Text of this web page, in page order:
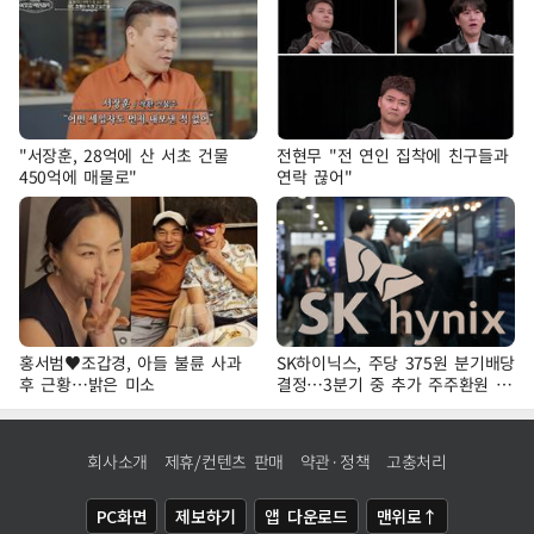
"서장훈, 28억에 산 서초 건물
450억에 매물로"
전현무 "전 연인 집착에 친구들과
연락 끊어"
홍서범♥조갑경, 아들 불륜 사과
후 근황…밝은 미소
SK하이닉스, 주당 375원 분기배당
결정…3분기 중 추가 주주환원 발
표
회사소개 제휴/컨텐츠 판매 약관·정책 고충처리
PC화면 제보하기 앱 다운로드 맨위로↑